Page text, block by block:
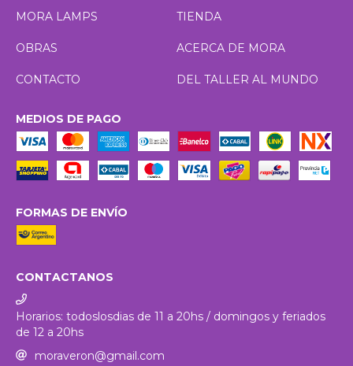
MORA LAMPS
TIENDA
OBRAS ACERCA DE MORA
CONTACTO DEL TALLER AL MUNDO
MEDIOS DE PAGO
FORMAS DE ENVÍO
CONTACTANOS
Horarios: todoslosdias de 11 a 20hs / domingos y feriados
de 12 a 20hs
moraveron@gmail.com